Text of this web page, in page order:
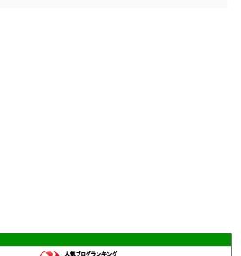
無謀な貧乏リタイア生活
貯金ゼロからの脱却(´･ω･`)